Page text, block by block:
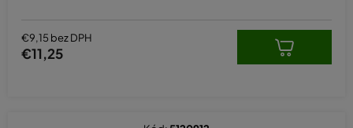
€9,15 bez DPH
€11,25